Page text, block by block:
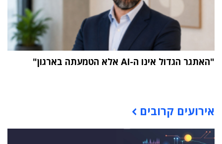
"האתגר הגדול אינו ה-AI אלא הטמעתה בארגון"
אירועים קרובים